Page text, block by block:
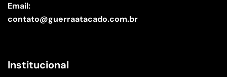
Email:
contato@guerraatacado.com.br
Institucional